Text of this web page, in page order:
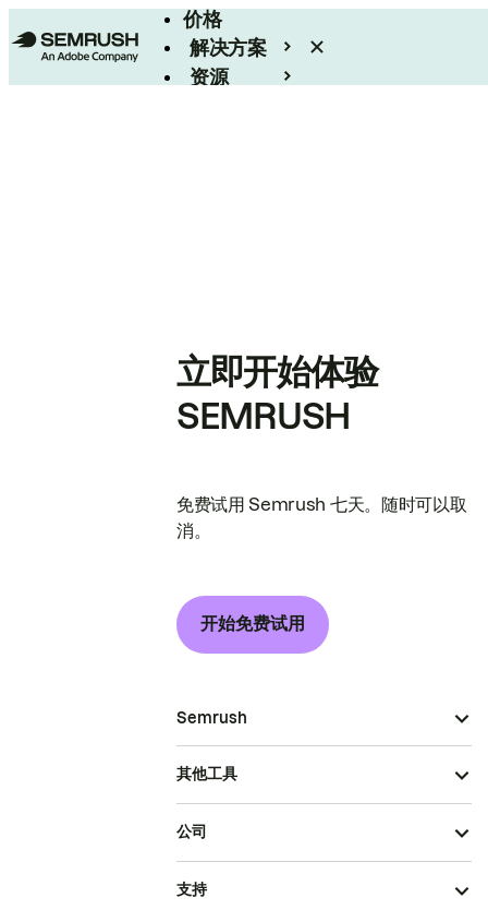
价格
解决方案
资源
立即开始体验
SEMRUSH
免费试用 Semrush 七天。随时可以取
消。
开始免费试用
Semrush
其他工具
公司
支持